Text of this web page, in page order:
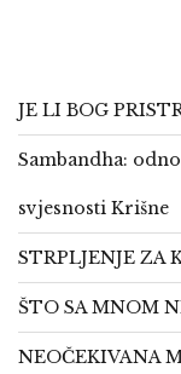
JE LI BOG
Sambandha:
svjesnosti Krišne
STRPLJENJE ZA
ŠTO SA MNOM
NEOČEKIVANA